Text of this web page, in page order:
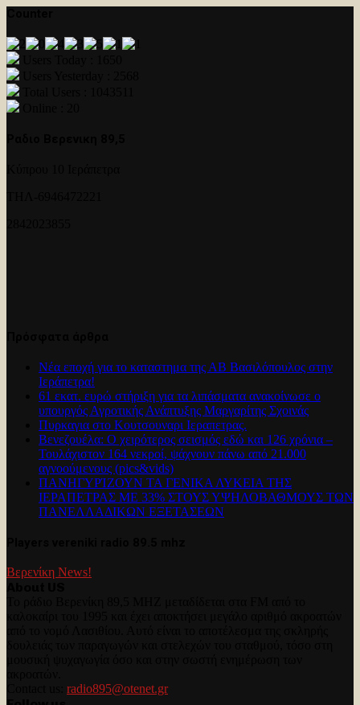
Νέα εποχή για το καταστημα της ΑΒ Βασιλόπουλος στην
Ιεράπετρα!
61 εκατ. ευρώ στήριξη για τα λιπάσματα ανακοίνωσε ο
υπουργός Αγροτικής Ανάπτυξης Μαργαρίτης Σχοινάς
Πυρκαγια στο Κουτσουναρι Ιεραπετρας.
Βενεζουέλα: Ο χειρότερος σεισμός εδώ και 126 χρόνια –
Τουλάχιστον 164 νεκροί, ψάχνουν πάνω από 21.000
αγνοούμενους (pics&vids)
ΠΑΝΗΓΥΡΊΖΟΥΝ ΤΑ ΓΕΝΙΚΑ ΛΥΚΕΙΑ ΤΗΣ
ΙΕΡΑΠΕΤΡΑΣ ΜΕ 33% ΣΤΟΥΣ ΥΨΗΛΟΒΑΘΜΟΥΣ ΤΩΝ
ΠΑΝΕΛΛΑΔΙΚΩΝ ΕΞΕΤΑΣΕΩΝ
Βερενίκη News!
radio895@otenet.gr